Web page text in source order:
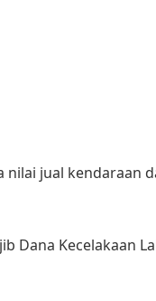
jual kendaraan
Dana Kecelakaan